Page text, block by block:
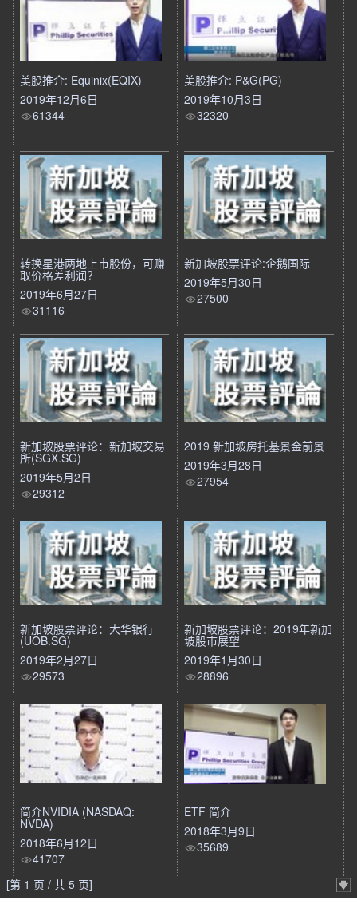
美股推介: Equinix(EQIX)
2019年12月6日
61344
美股推介: P&G(PG)
2019年10月3日
32320
转换星港两地上市股份，可赚
取价格差利润?
2019年6月27日
31116
新加坡股票评论:企鹅国际
2019年5月30日
27500
新加坡股票评论：新加坡交易
所(SGX.SG)
2019年5月2日
29312
2019 新加坡房托基景金前景
2019年3月28日
27954
新加坡股票评论：大华银行
(UOB.SG)
2019年2月27日
29573
新加坡股票评论：2019年新加
坡股市展望
2019年1月30日
28896
简介NVIDIA (NASDAQ:
NVDA)
2018年6月12日
41707
ETF 简介
2018年3月9日
35689
[第 1 页 / 共 5 页]